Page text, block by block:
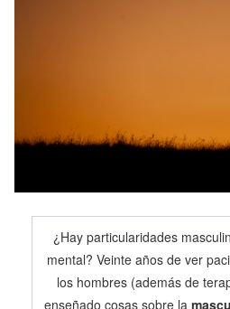
¿Hay particularidades
mental? Veinte años de ver
los hombres (además de
enseñado cosas sobre la